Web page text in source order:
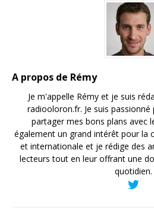
A propos de Rémy
Je m'appelle Rémy et je suis
radiooloron.fr. Je suis
partager mes bons plans avec
également un grand intérêt pour la
et internationale et je rédige des
lecteurs tout en leur offrant une
quotidien.